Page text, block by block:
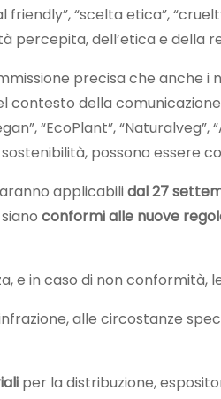
“scelta etica”,
percepita, dell’etica e della
precisa che anche
contesto della
“EcoPlant”, “Naturalveg”,
possono essere
applicabilidal 27
conformi alle nuove
e in caso di non
alle circostanze
per la distribuzione,